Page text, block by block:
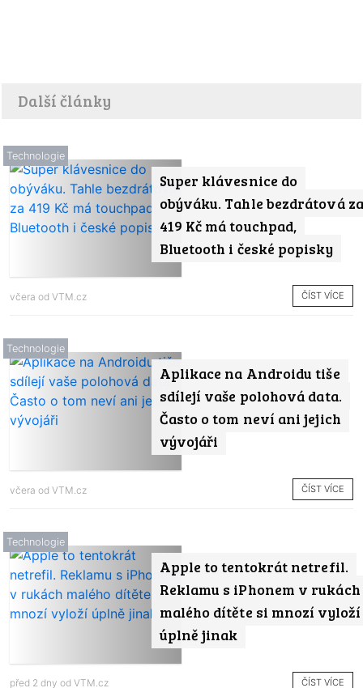
Další články
Super klávesnice do
obýváku. Tahle bezdrátová za
419 Kč má touchpad,
Bluetooth i české popisky
Technologie
včera od VTM.cz ČÍST VÍCE
Aplikace na Androidu tiše
sdílejí vaše polohová data.
Často o tom neví ani jejich
vývojáři
Technologie
včera od VTM.cz ČÍST VÍCE
Apple to tentokrát netrefil.
Reklamu s iPhonem v rukách
malého dítěte si mnozí vyloží
úplně jinak
Technologie
před 2 dny od VTM.cz ČÍST VÍCE